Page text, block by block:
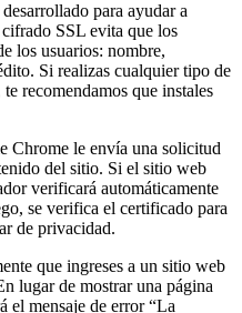
para ayudar a
SSL evita que los
los usuarios: nombre,
Si realizas cualquier tipo de
recomendamos que instales
Chrome le envía una solicitud
del sitio. Si el sitio web
verificará automáticamente
se verifica el certificado para
de privacidad.
que ingreses a un sitio web
lugar de mostrar una página
el mensaje de error “La